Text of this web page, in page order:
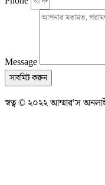
Message
সাবমিট করুন
স্বত্ব © ২০২২ আম্মার’স